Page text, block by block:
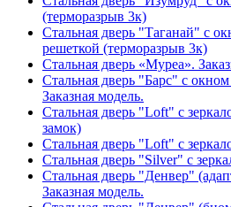
(терморазрыв 3к)
Стальная дверь "Таганай" с
решеткой (терморазрыв 3к)
Стальная дверь «Муреа».
Стальная дверь "Барс" с
Заказная модель.
Стальная дверь "Loft" с
замок)
Стальная дверь "Loft" с
Стальная дверь "Silver" с
Стальная дверь "Денвер"
Заказная модель.